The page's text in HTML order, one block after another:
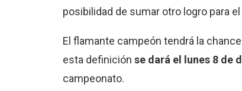
posibilidad de sumar otro logro para
El flamante campeón tendrá la
esta definición se dará el lunes 8 de
campeonato.